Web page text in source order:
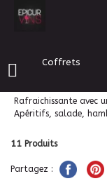
Coffrets
UBY- Bière
Rafraichissante avec
Apéritifs, salade,
11 Produits
Partagez :